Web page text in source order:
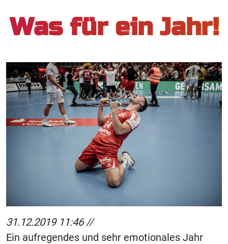
Was für ein Jahr!
31.12.2019 11:46 //
Ein aufregendes und sehr emotionales Jahr